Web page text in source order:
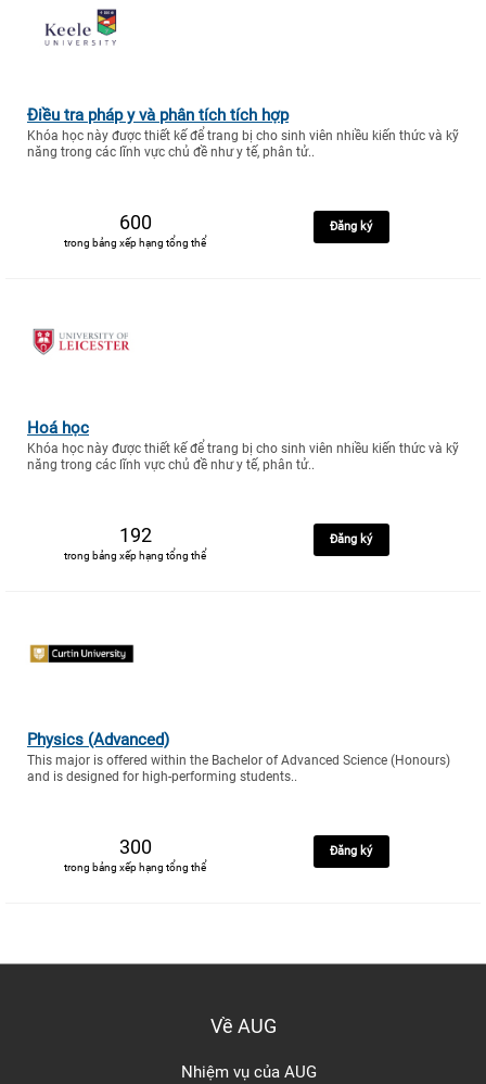
Điều tra pháp y và phân tích tích hợp
Khóa học này được thiết kế để trang bị cho sinh viên nhiều kiến thức và kỹ
năng trong các lĩnh vực chủ đề như y tế, phân tử..
600
trong bảng xếp hạng tổng thể
Đăng ký
Hoá học
Khóa học này được thiết kế để trang bị cho sinh viên nhiều kiến thức và kỹ
năng trong các lĩnh vực chủ đề như y tế, phân tử..
192
trong bảng xếp hạng tổng thể
Đăng ký
Physics (Advanced)
This major is offered within the Bachelor of Advanced Science (Honours)
and is designed for high-performing students..
300
trong bảng xếp hạng tổng thể
Đăng ký
Về AUG
Nhiệm vụ của AUG